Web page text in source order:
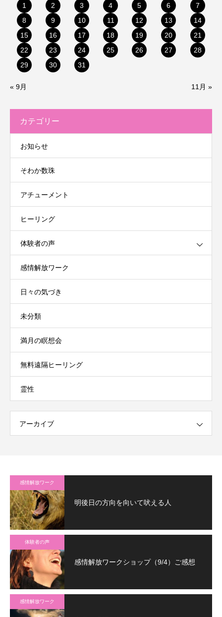
1 2 3 4 5 6
7
8
9 10 11 12 13
14
15
16 17 18 19 20
21
22
23 24 25 26 27
28
29
30 31
« 9月 11月 »
カテゴリー
お知らせ
そわか数珠
アチューメント
ヒーリング
体験者の声
感情解放ワーク
日々の気づき
未分類
満月の瞑想会
無料遠隔ヒーリング
霊性
アーカイブ
感情解放ワーク
明後日の方向を向いて吠える人
体験者の声
感情解放ワークショップ（9/4）ご感想
感情解放ワーク